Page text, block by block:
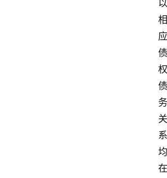
以
相
应
债
权
债
务
关
系
均
在